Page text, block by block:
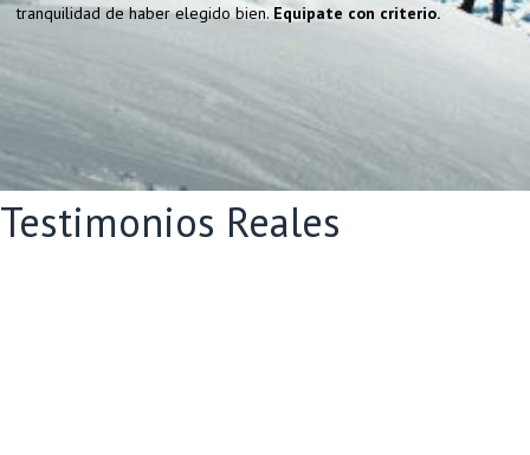
tranquilidad de haber elegido bien. Equipate con criterio.
Testimonios Reales